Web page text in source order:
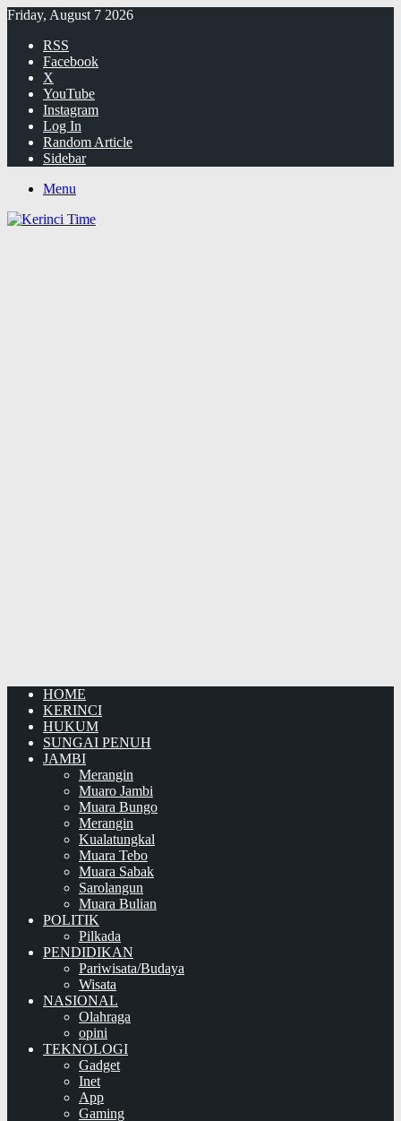
Friday, August 7 2026
RSS
Facebook
X
YouTube
Instagram
Log In
Random Article
Sidebar
Menu
HOME
KERINCI
HUKUM
SUNGAI PENUH
JAMBI
Merangin
Muaro Jambi
Muara Bungo
Merangin
Kualatungkal
Muara Tebo
Muara Sabak
Sarolangun
Muara Bulian
POLITIK
Pilkada
PENDIDIKAN
Pariwisata/Budaya
Wisata
NASIONAL
Olahraga
opini
TEKNOLOGI
Gadget
Inet
App
Gaming